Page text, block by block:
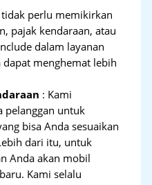
tidak perlu memikirkan
pajak kendaraan, atau
dalam layanan
dapat menghemat lebih
: Kami
pelanggan untuk
bisa Anda sesuaikan
dari itu, untuk
Anda akan mobil
Kami selalu